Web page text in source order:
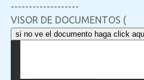
-------------------
VISOR DE DOCUMENTOS (
si no ve el documento haga click